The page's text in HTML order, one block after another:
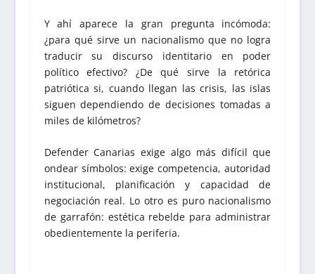
Y ahí aparece la gran pregunta incómoda:
¿para qué sirve un nacionalismo que no logra
traducir su discurso identitario en poder
político efectivo? ¿De qué sirve la retórica
patriótica si, cuando llegan las crisis, las islas
siguen dependiendo de decisiones tomadas a
miles de kilómetros?
Defender Canarias exige algo más difícil que
ondear símbolos: exige competencia, autoridad
institucional, planificación y capacidad de
negociación real. Lo otro es puro nacionalismo
de garrafón: estética rebelde para administrar
obedientemente la periferia.